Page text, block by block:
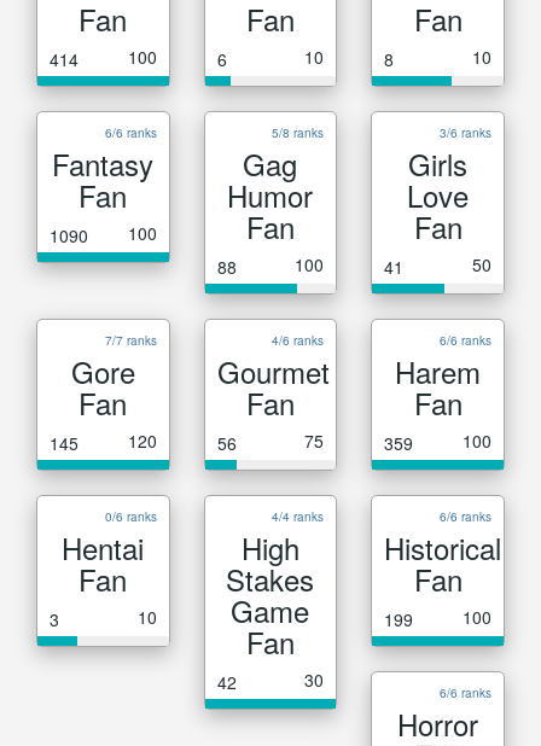
Fan
414 100
Fan
6 10
Fan
8 10
6/6 ranks
Fantasy
Fan
1090 100
5/8 ranks
Gag
Humor
Fan
88 100
3/6 ranks
Girls
Love
Fan
41 50
7/7 ranks
Gore
Fan
145 120
4/6 ranks
Gourmet
Fan
56 75
6/6 ranks
Harem
Fan
359 100
0/6 ranks
Hentai
Fan
3 10
4/4 ranks
High
Stakes
Game
Fan
42 30
6/6 ranks
Historical
Fan
199 100
6/6 ranks
Horror